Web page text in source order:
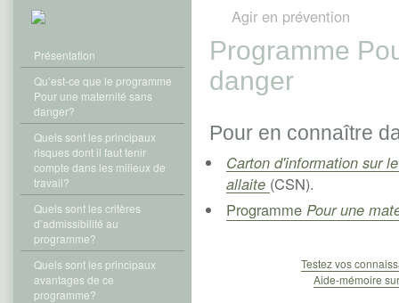
Présentation
Qu’est-ce que le programme
Pour une maternité sans
danger?
Quels sont les principaux
risques dont il faut tenir
compte dans les milieux de
travail?
Quels sont les critères
d’admissibilité au
programme?
Quels sont les principaux
avantages de ce
programme?
Agir en prévention
Programme
danger
Pour en connaître
Carton d'information sur
allaite (CSN).
Programme Pour une
Testez vos
Aide-mémoire